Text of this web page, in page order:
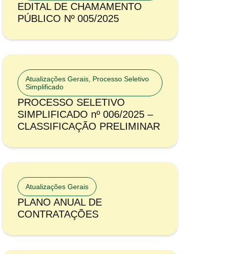
EDITAL DE CHAMAMENTO
PÚBLICO Nº 005/2025
Atualizações Gerais Processo Seletivo
Simplificado
PROCESSO SELETIVO
SIMPLIFICADO nº 006/2025 –
CLASSIFICAÇÃO PRELIMINAR
Atualizações Gerais
PLANO ANUAL DE
CONTRATAÇÕES